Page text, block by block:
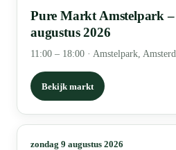
Pure Markt Amstelpark –
augustus 2026
11:00 – 18:00 · Amstelpark,
Bekijk markt
zondag 9 augustus 2026